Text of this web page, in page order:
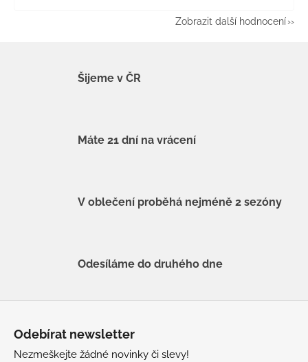
Zobrazit další hodnocení
Šijeme v ČR
Máte 21 dní na vrácení
V oblečení proběhá nejméně 2 sezóny
Odesíláme do druhého dne
Odebírat newsletter
Nezmeškejte žádné novinky či slevy!